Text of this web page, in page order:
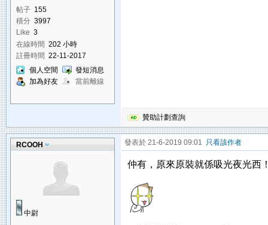
帖子 155
積分 3997
Like 3
在線時間 202 小時
註冊時間 22-11-2017
個人空間
發短消息
加為好友
當前離線
贊助計劃查詢
RCOOH
中尉
發表於 21-6-2019 09:01 只看該作者
仲有，原來原裝就係吸光夜光西